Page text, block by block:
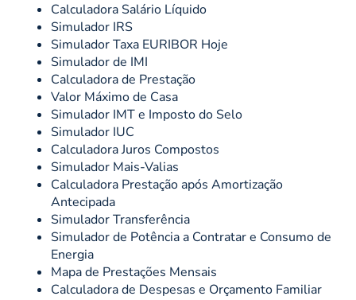
Calculadora Salário Líquido
Simulador IRS
Simulador Taxa EURIBOR Hoje
Simulador de IMI
Calculadora de Prestação
Valor Máximo de Casa
Simulador IMT e Imposto do Selo
Simulador IUC
Calculadora Juros Compostos
Simulador Mais-Valias
Calculadora Prestação após Amortização
Antecipada
Simulador Transferência
Simulador de Potência a Contratar e Consumo de
Energia
Mapa de Prestações Mensais
Calculadora de Despesas e Orçamento Familiar